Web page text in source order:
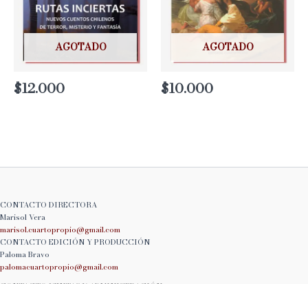
AGOTADO
$12.000
AGOTADO
$10.000
CONTACTO DIRECTORA
Marisol Vera
marisol.cuartopropio@gmail.com
CONTACTO EDICIÓN Y PRODUCCIÓN
Paloma Bravo
palomacuartopropio@gmail.com